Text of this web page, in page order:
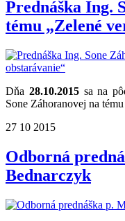
Prednáška Ing.
tému „Zelené
Dňa 28.10.2015sa na
Sone Záhoranovej na tému
27 10 2015
Odborná
Bednarczyk